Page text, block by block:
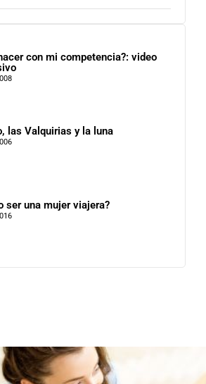
con mi competencia?: video
las Valquirias y la luna
ser una mujer viajera?